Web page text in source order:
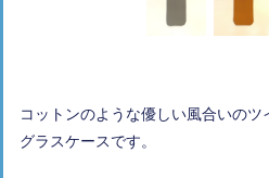
コットンのような優しい風合いの
グラスケースです。